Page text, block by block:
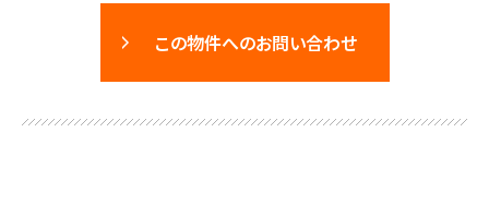
この物件へのお問い合わせ